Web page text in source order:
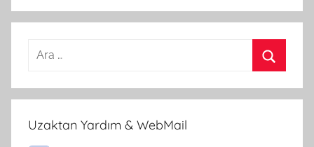
Arama:
Uzaktan Yardım & WebMail